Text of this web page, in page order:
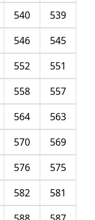
539
540
545
546
551
552
557
558
563
564
569
570
575
576
581
582